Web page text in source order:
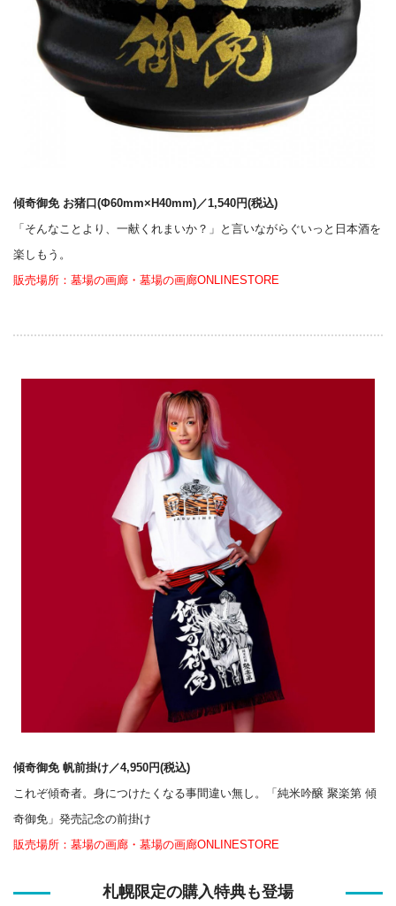
傾奇御免 お猪口(Φ60mm×H40mm)／1,540円(税込)
「そんなことより、一献くれまいか？」と言いながらぐいっと日本酒を
楽しもう。
販売場所：墓場の画廊・墓場の画廊ONLINESTORE
傾奇御免 帆前掛け／4,950円(税込)
これぞ傾奇者。身につけたくなる事間違い無し。「純米吟醸 聚楽第 傾
奇御免」発売記念の前掛け
販売場所：墓場の画廊・墓場の画廊ONLINESTORE
札幌限定の購入特典も登場